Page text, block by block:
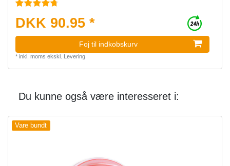
DKK 90.95 *
Foj til indkobskurv
* inkl. moms ekskl. Levering
Du kunne også være interesseret i:
Vare bundt